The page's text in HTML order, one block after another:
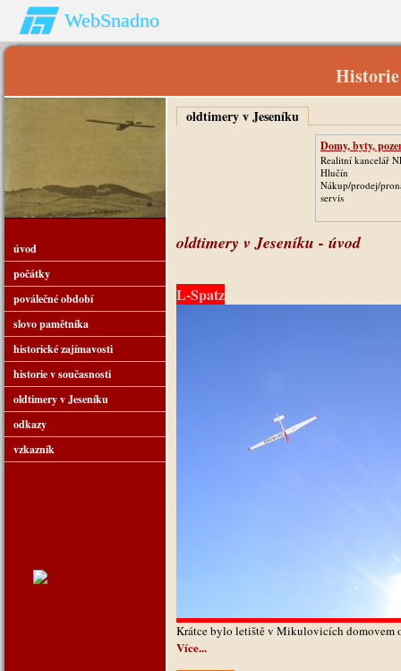
WebSnadno
úvod
počátky
poválečné období
slovo pamětníka
historické zajímavosti
historie v současnosti
oldtimery v Jeseníku
odkazy
vzkazník
oldtimery v Jeseníku
Domy, byty,
Realitní kancelář
Hlučín
Nákup/prodej/
servis
oldtimery v Jeseníku - úvod
L-Spatz
Krátce bylo letiště v Mikulovicích domovem
Více...